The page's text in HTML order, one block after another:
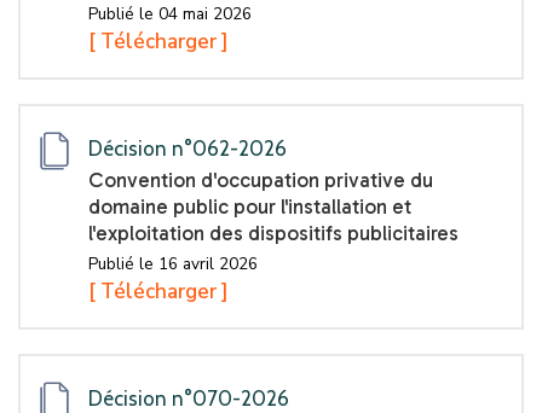
Publié le 04 mai 2026
[ Télécharger ]
Décision n°062-2026
Convention d'occupation privative du
domaine public pour l'installation et
l'exploitation des dispositifs publicitaires
Publié le 16 avril 2026
[ Télécharger ]
Décision n°070-2026